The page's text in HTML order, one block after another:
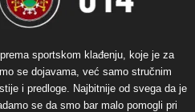
sportskom klađenju, koje je za
se dojavama, već samo stručnim
i predloge. Najbitnije od svega da je
se da smo bar malo pomogli pri